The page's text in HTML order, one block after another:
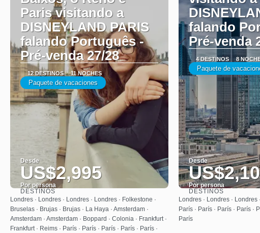
Paris visitando a
DISNEYLAND PARIS
falando Português -
Pré-venda 27/28
12 DESTINOS 11 NOCHES
Paquete de vacaciones
Desde
US$2,995
Por persona
Ver
DESTINOS
Londres · Londres · Londres · Londres · Folkestone ·
Bruselas · Brujas · Brujas · La Haya · Amsterdam ·
Amsterdam · Amsterdam · Boppard · Colonia · Frankfurt ·
Frankfurt · Reims · París · París · París · París · París ·
falando
Pré-venda
4 DESTINOS 8
Paquete de
Desde
Por persona
Ver
DESTINOS
Londres · Londres · Londres
París · París · París · París ·
París